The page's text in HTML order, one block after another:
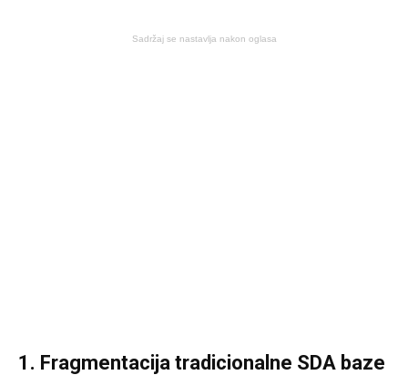
Sadržaj se nastavlja nakon oglasa
1. Fragmentacija tradicionalne SDA baze